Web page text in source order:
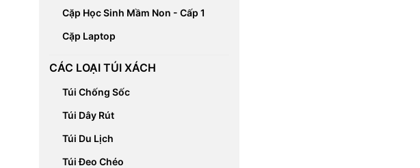
Cặp Học Sinh Mầm Non - Cấp 1
Cặp Laptop
CÁC LOẠI TÚI XÁCH
Túi Chống Sốc
Túi Dây Rút
Túi Du Lịch
Túi Đeo Chéo